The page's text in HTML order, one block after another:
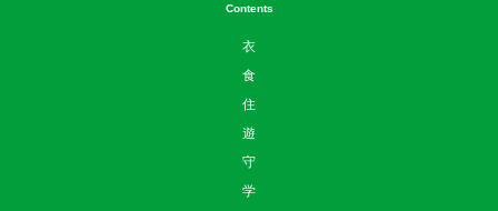
Contents
衣
食
住
遊
守
学